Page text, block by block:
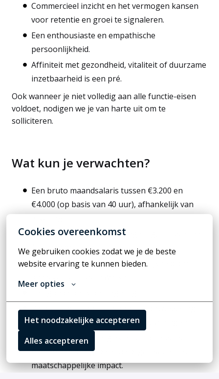
Cookies overeenkomst
We gebruiken cookies zodat we je de beste
website ervaring te kunnen bieden.
Meer opties
Het noodzakelijke accepteren
Alles accepteren
Commercieel inzicht en het vermogen kansen
voor retentie en groei te signaleren.
Een enthousiaste en empathische
persoonlijkheid.
Affiniteit met gezondheid, vitaliteit of duurzame
inzetbaarheid is een pré.
Ook wanneer je niet volledig aan alle functie-eisen
voldoet, nodigen we je van harte uit om te
solliciteren.
Wat kun je verwachten?
Een bruto maandsalaris tussen €3.200 en
€4.000 (op basis van 40 uur), afhankelijk van
Een aantrekkelijke bonusregeling, inclusief een
13e maand.
Flexibele werktijden en de mogelijkheid om
Volop ruimte voor persoonlijke ontwikkeling
door middel van opleidingen en trainingen.
Een betrokken, energiek en ambitieus team
binnen een snelgroeiende organisatie met
maatschappelijke impact.